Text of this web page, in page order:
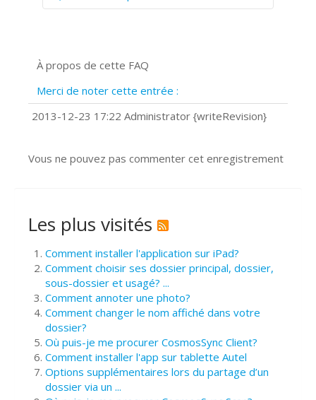
Prise de vue 360°
?
Comment accéder à votre compte
À propos de cette FAQ
Merci de noter cette entrée :
2013-12-23 17:22 Administrator {writeRevision}
Vous ne pouvez pas commenter cet enregistrement
Les plus visités
Comment installer l'application sur iPad?
Comment choisir ses dossier principal, dossier,
sous-dossier et usagé? ...
Comment annoter une photo?
Comment changer le nom affiché dans votre
dossier?
Où puis-je me procurer CosmosSync Client?
Comment installer l'app sur tablette Autel
Options supplémentaires lors du partage d’un
dossier via un ...